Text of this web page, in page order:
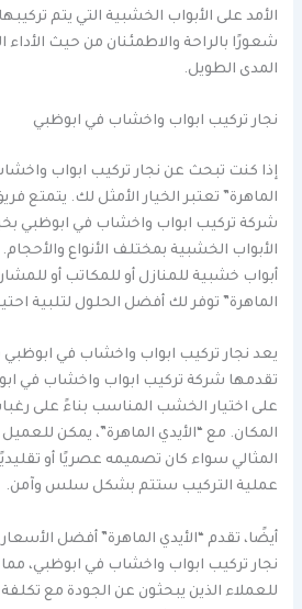
الأمد على الأبواب الخشبية التي يتم
شعورًا بالراحة والاطمئنان من حيث الأداء
المدى الطويل.
نجار تركيب ابواب واخشاب في ابوظبي
إذا كنت تبحث عن نجار تركيب ابواب
الماهرة” تعتبر الخيار الأمثل لك. يتمتع
شركة تركيب ابواب واخشاب في ابوظبي
الأبواب الخشبية بمختلف الأنواع
أبواب خشبية للمنازل أو للمكاتب أو
الماهرة” توفر لك أفضل الحلول لتلبية
يعد نجار تركيب ابواب واخشاب في ابوظبي
تقدمها شركة تركيب ابواب واخشاب في
على اختيار الخشب المناسب بناءً على
المكان. مع “الأيدي الماهرة”، يمكن
المثالي سواء كان تصميمه عصريًا أو
عملية التركيب ستتم بشكل سلس وآمن.
أيضًا، تقدم “الأيدي الماهرة” أفضل
نجار تركيب ابواب واخشاب في ابوظبي، مما
للعملاء الذين يبحثون عن الجودة مع